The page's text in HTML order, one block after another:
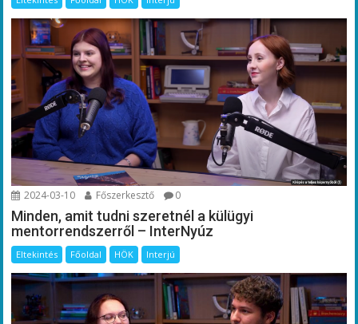
2024-03-10 Főszerkesztő 0
Minden, amit tudni szeretnél a külügyi
mentorrendszerről – InterNyúz
Eltekintés Főoldal HÖK Interjú